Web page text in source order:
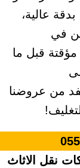
عالية،
في
قبل ما
من عروضنا
نقل الاثاث